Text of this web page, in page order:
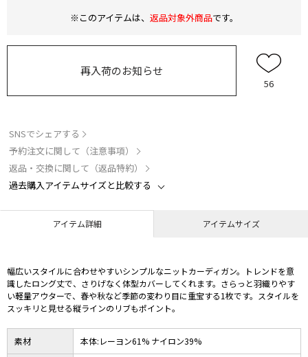
※このアイテムは、 返品対象外商品です。
再入荷のお知らせ
56
SNSでシェアする
予約注文に関して（注意事項）
返品・交換に関して（返品特約）
過去購入アイテムサイズと比較する
アイテム詳細 アイテムサイズ
幅広いスタイルに合わせやすいシンプルなニットカーディガン。トレンドを意
識したロング丈で、さりげなく体型カバーしてくれます。さらっと羽織りやす
い軽量アウターで、春や秋など季節の変わり目に重宝する1枚です。スタイルを
スッキリと見せる縦ラインのリブもポイント。
素材 本体:レーヨン61% ナイロン39%